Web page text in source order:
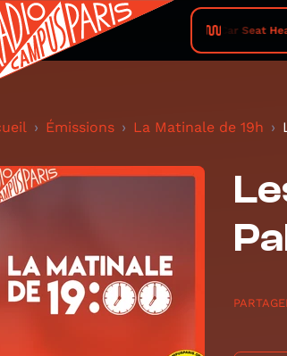
Car Seat
Émissions La Matinale de 19h